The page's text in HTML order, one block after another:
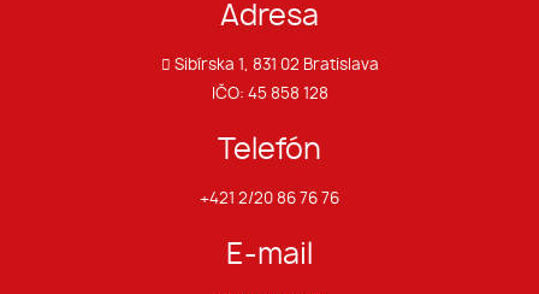
Adresa
Sibírska 1, 831 02 Bratislava
IČO: 45 858 128
Telefón
+421 2/20 86 76 76
E-mail